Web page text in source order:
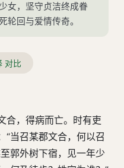
女，坚守贞洁终成眷
轮回与爱情传奇。
对比
合，得病而亡。时有吏
“当召某郡文合，何以召
郭外树下宿，见一年少